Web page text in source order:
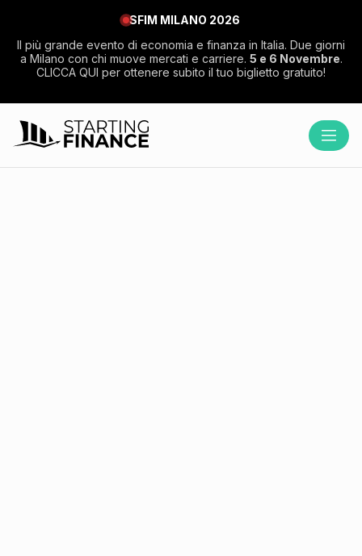
SFIM MILANO 2026
Il più grande evento di economia e finanza in Italia. Due giorni
a Milano con chi muove mercati e carriere. 5 e 6 Novembre.
CLICCA QUI per ottenere subito il tuo biglietto gratuito!